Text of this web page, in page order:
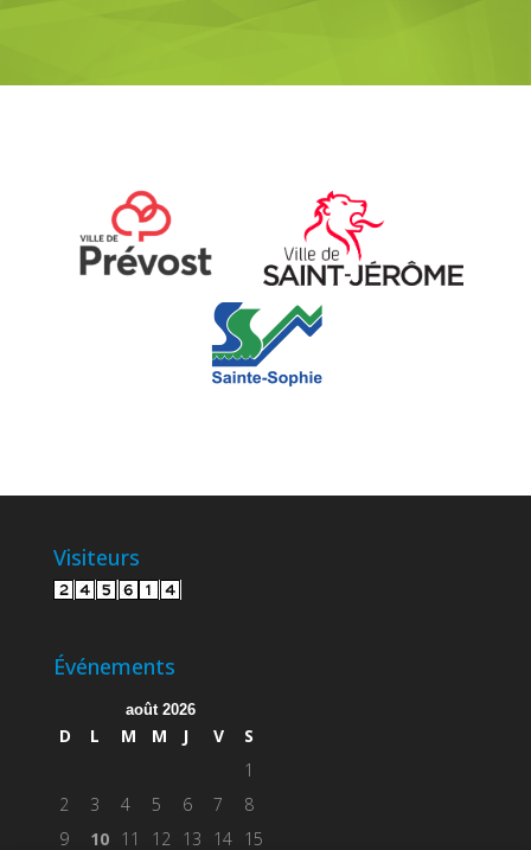
Visiteurs
Événements
août 2026
D L M M J V
S
1
2
3 4 5 6 7
8
9
10 11 12 13 14 15